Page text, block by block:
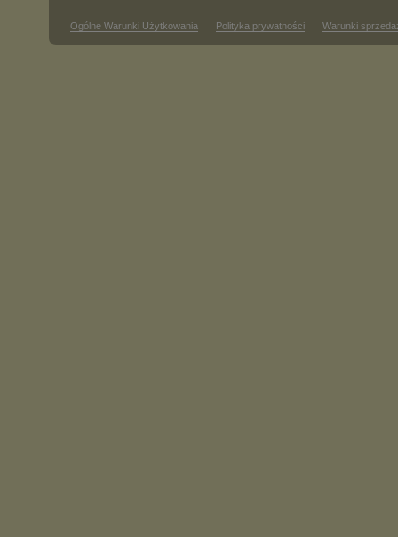
Ogólne Warunki Użytkowania Polityka prywatności Warunki